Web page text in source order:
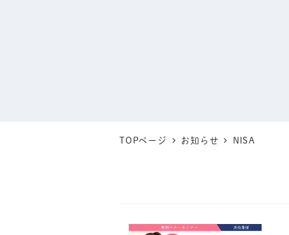
TOPページ お知らせ NISA